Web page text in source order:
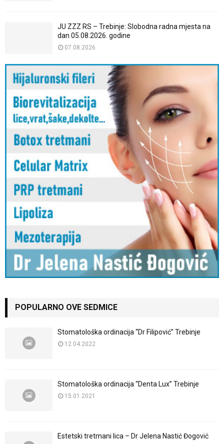
JU ZZZ RS – Trebinje: Slobodna radna mjesta na
dan 05.08.2026. godine
07.08.2026
POPULARNO OVE SEDMICE
Stomatološka ordinacija “Dr Filipović” Trebinje
12.04.2022
Stomatološka ordinacija “Denta Lux” Trebinje
15.01.2021
Estetski tretmani lica – Dr Jelena Nastić Đogović